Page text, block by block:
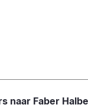
naar Faber